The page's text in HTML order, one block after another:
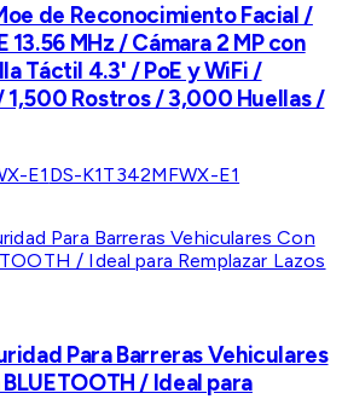
de Reconocimiento Facial /
13.56 MHz / Cámara 2 MP con
Táctil 4.3' / PoE y WiFi /
1,500 Rostros / 3,000 Huellas /
E1 DS-K1T342MFWX-E1
Para Barreras Vehiculares
/ Ideal para